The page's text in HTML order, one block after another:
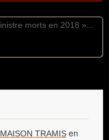
MAISON TRAMIS en